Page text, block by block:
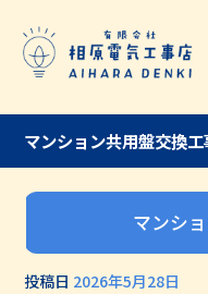
マンション共用盤交換工
マンシ
投稿日 2026年5月28日